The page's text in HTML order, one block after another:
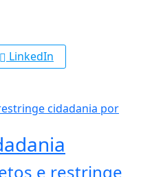
LinkedIn
e restringe